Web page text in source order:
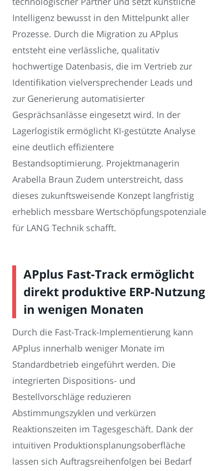
Intelligenz bewusst in den Mittelpunkt aller
Prozesse. Durch die Migration zu APplus
entsteht eine verlässliche, qualitativ
hochwertige Datenbasis, die im Vertrieb zur
Identifikation vielversprechender Leads und
zur Generierung automatisierter
Gesprächsanlässe eingesetzt wird. In der
Lagerlogistik ermöglicht KI-gestützte Analyse
eine deutlich effizientere
Bestandsoptimierung. Projektmanagerin
Arabella Braun Zudem unterstreicht, dass
dieses zukunftsweisende Konzept langfristig
erheblich messbare Wertschöpfungspotenziale
für LANG Technik schafft.
APplus Fast-Track ermöglicht
direkt produktive ERP-Nutzung
in wenigen Monaten
Durch die Fast-Track-Implementierung kann
APplus innerhalb weniger Monate im
Standardbetrieb eingeführt werden. Die
integrierten Dispositions- und
Bestellvorschläge reduzieren
Abstimmungszyklen und verkürzen
Reaktionszeiten im Tagesgeschäft. Dank der
intuitiven Produktionsplanungsoberfläche
lassen sich Auftragsreihenfolgen bei Bedarf